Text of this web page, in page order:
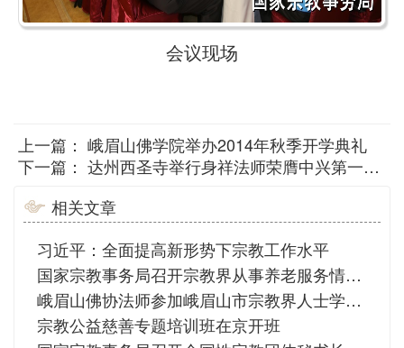
会议现场
上一篇： 峨眉山佛学院举办2014年秋季开学典礼
下一篇： 达州西圣寺举行身祥法师荣膺中兴第一代方丈升座庆典
相关文章
习近平：全面提高新形势下宗教工作水平
国家宗教事务局召开宗教界从事养老服务情况座谈会
峨眉山佛协法师参加峨眉山市宗教界人士学习会
宗教公益慈善专题培训班在京开班